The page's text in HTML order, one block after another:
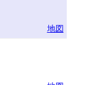
地図